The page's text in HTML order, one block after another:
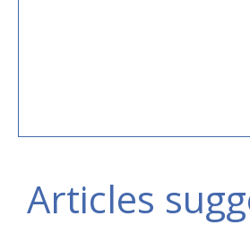
Articles